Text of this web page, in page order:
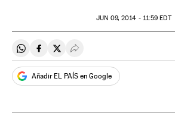
JUN 09, 2014 - 11:59 EDT
Compartir en Whatsapp
Compartir en Facebook
Compartir en Twitter
Desplegar Redes Sociales
Añadir EL PAÍS en Google